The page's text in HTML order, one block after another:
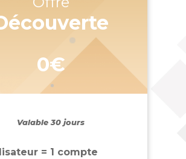
0€
Valable 30 jours
= 1 compte